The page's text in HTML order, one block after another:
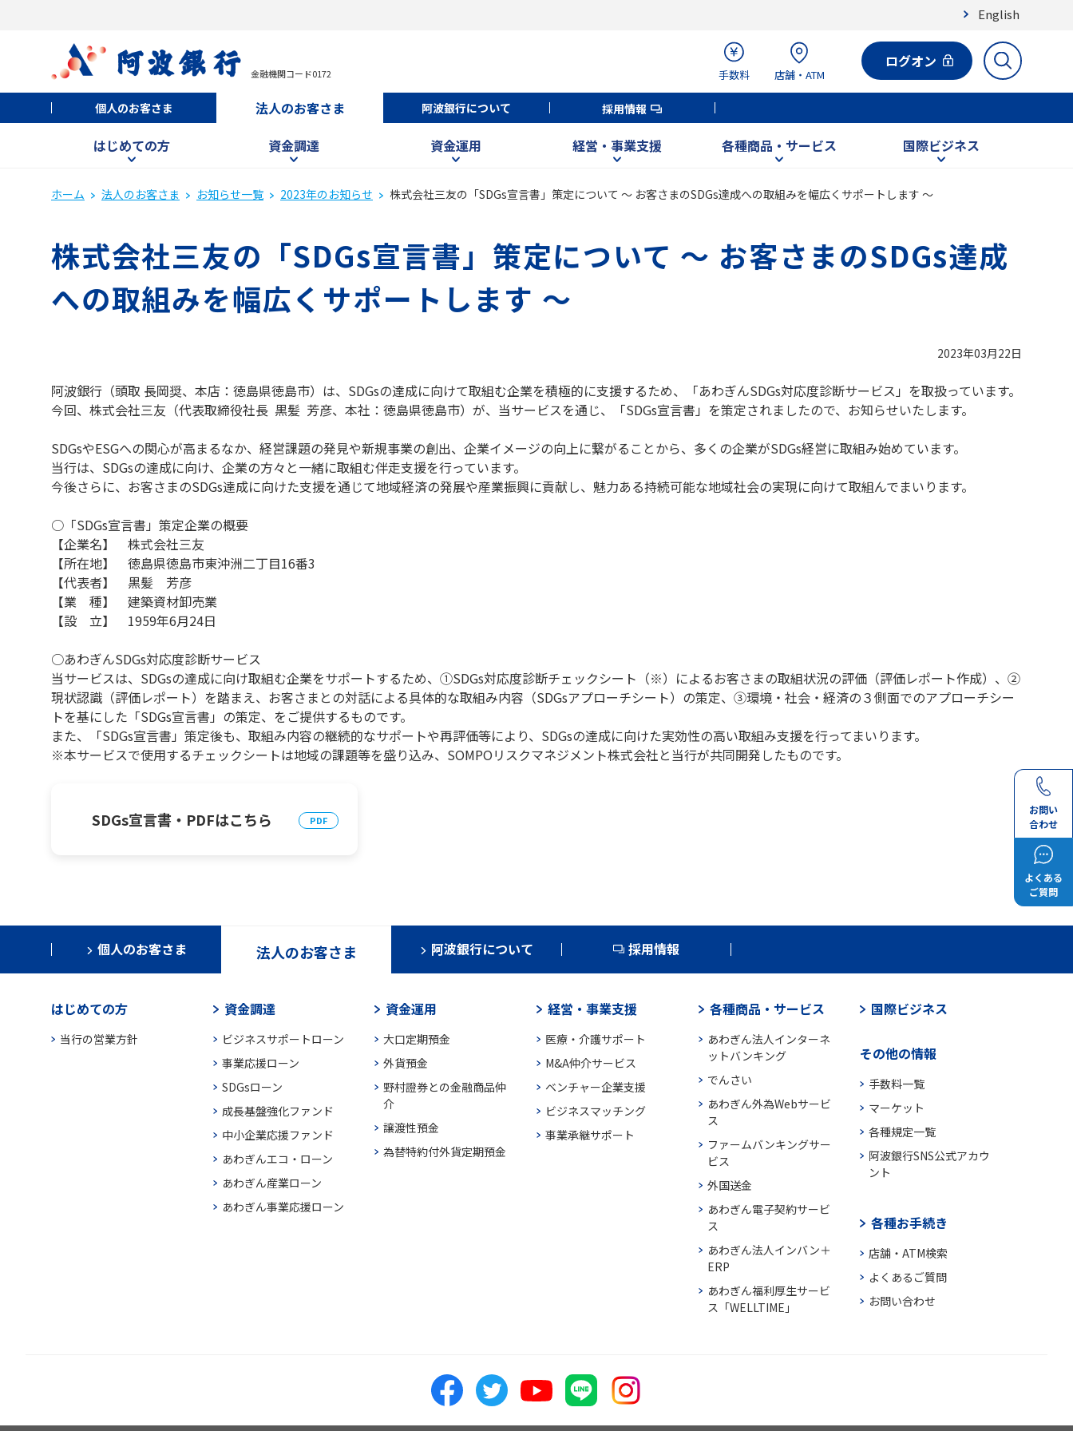
English
金融機関コード0172 手数料 店舗・ATM
ログオン
個人のお客さま 法人のお客さま 阿波銀行について 採用情報
はじめての方 資金調達 資金運用 経営・事業支援 各種商品・サービス 国際ビジネス
お問い
合わせ
よくある
ご質問
ホーム 法人のお客さま お知らせ一覧 2023年のお知らせ 株式会社三友の「SDGs宣言書」策定について ～ お客さまのSDGs達成への取組みを幅広くサポートします ～
株式会社三友の「SDGs宣言書」策定について ～ お客さまのSDGs達成
への取組みを幅広くサポートします ～
2023年03月22日
阿波銀行（頭取 長岡奨、本店：徳島県徳島市）は、SDGsの達成に向けて取組む企業を積極的に支援するため、「あわぎんSDGs対応度診断サービス」を取扱っています。
今回、株式会社三友（代表取締役社長 黒髪 芳彦、本社：徳島県徳島市）が、当サービスを通じ、「SDGs宣言書」を策定されましたので、お知らせいたします。
SDGsやESGへの関心が高まるなか、経営課題の発見や新規事業の創出、企業イメージの向上に繋がることから、多くの企業がSDGs経営に取組み始めています。
当行は、SDGsの達成に向け、企業の方々と一緒に取組む伴走支援を行っています。
今後さらに、お客さまのSDGs達成に向けた支援を通じて地域経済の発展や産業振興に貢献し、魅力ある持続可能な地域社会の実現に向けて取組んでまいります。
○「SDGs宣言書」策定企業の概要
【企業名】 株式会社三友
【所在地】 徳島県徳島市東沖洲二丁目16番3
【代表者】 黒髪 芳彦
【業 種】 建築資材卸売業
【設 立】 1959年6月24日
○あわぎんSDGs対応度診断サービス
当サービスは、SDGsの達成に向け取組む企業をサポートするため、①SDGs対応度診断チェックシート（※）によるお客さまの取組状況の評価（評価レポート作成）、②
現状認識（評価レポート）を踏まえ、お客さまとの対話による具体的な取組み内容（SDGsアプローチシート）の策定、③環境・社会・経済の３側面でのアプローチシー
トを基にした「SDGs宣言書」の策定、をご提供するものです。
また、「SDGs宣言書」策定後も、取組み内容の継続的なサポートや再評価等により、SDGsの達成に向けた実効性の高い取組み支援を行ってまいります。
※本サービスで使用するチェックシートは地域の課題等を盛り込み、SOMPOリスクマネジメント株式会社と当行が共同開発したものです。
SDGs宣言書・PDFはこちら
個人のお客さま 法人のお客さま 阿波銀行について 採用情報
はじめての方
当行の営業方針
資金調達
ビジネスサポートローン
事業応援ローン
SDGsローン
成長基盤強化ファンド
中小企業応援ファンド
あわぎんエコ・ローン
あわぎん産業ローン
あわぎん事業応援ローン
資金運用
大口定期預金
外貨預金
野村證券との金融商品仲
介
譲渡性預金
為替特約付外貨定期預金
経営・事業支援
医療・介護サポート
M&A仲介サービス
ベンチャー企業支援
ビジネスマッチング
事業承継サポート
各種商品・サービス
あわぎん法人インターネ
ットバンキング
でんさい
あわぎん外為Webサービ
ス
ファームバンキングサー
ビス
外国送金
あわぎん電子契約サービ
ス
あわぎん法人インバン＋
ERP
あわぎん福利厚生サービ
ス「WELLTIME」
国際ビジネス
その他の情報
手数料一覧
マーケット
各種規定一覧
阿波銀行SNS公式アカウ
ント
各種お手続き
店舗・ATM検索
よくあるご質問
お問い合わせ